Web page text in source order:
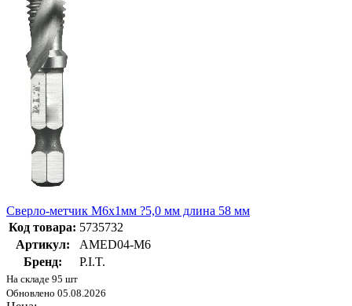
Сверло-метчик M6x1мм ?5,0 мм длина 58 мм
Код товара: 5735732
Артикул:
AMED04-M6
Бренд:
P.I.T.
На складе 95 шт
Обновлено 05.08.2026